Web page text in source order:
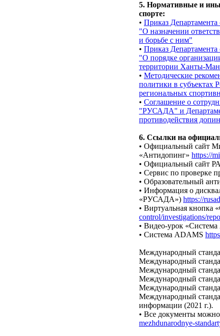
5. Нормативные и
спорте:
• Приказ
"О назначении
и борьбе с ним"
• Приказ
"О порядке
территории Ханты-
• Методические
политики в субъектах
региональных
• Соглашение о
"РУСАДА" и
противодействия
6. Ссылки на
• Официальный сайт
«Антидопинг» https://
• Официальный сайт
• Сервис по проверке
• Образовательный
• Информация о
«РУСАДА») https://
• Виртуальная кнопка
control/investigations/
• Видео-урок
• Система ADAMS
Международный
Международный
Международный
Международный
Международный
Международный
информации (2021 г.).
• Все документы
mezhdunarodnye-